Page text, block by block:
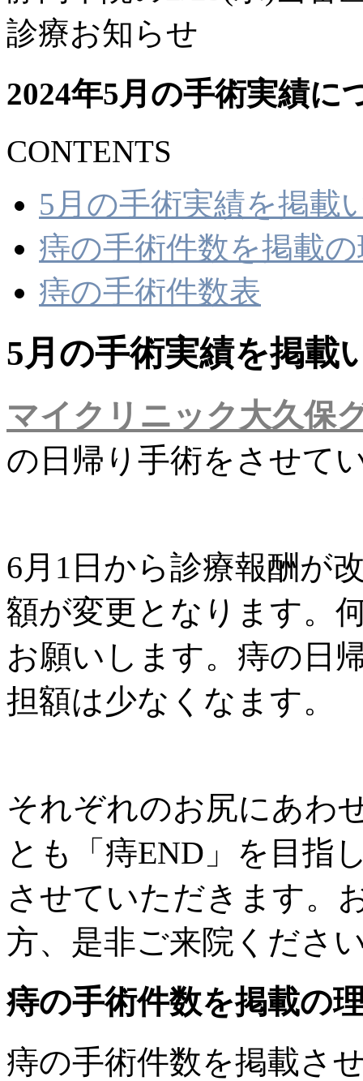
2024年5月の手術実績に
CONTENTS
5月の手術実績を掲載
痔の手術件数を掲載
痔の手術件数表
5月の手術実績を掲載
マイクリニック大久保
の日帰り手術をさせて
6月1日から診療報酬が
額が変更となります。
お願いします。痔の日
担額は少なくなます。
それぞれのお尻にあわ
とも「痔END」を目指
させていただきます。
方、是非ご来院くださ
痔の手術件数を掲載の
痔の手術件数を掲載さ